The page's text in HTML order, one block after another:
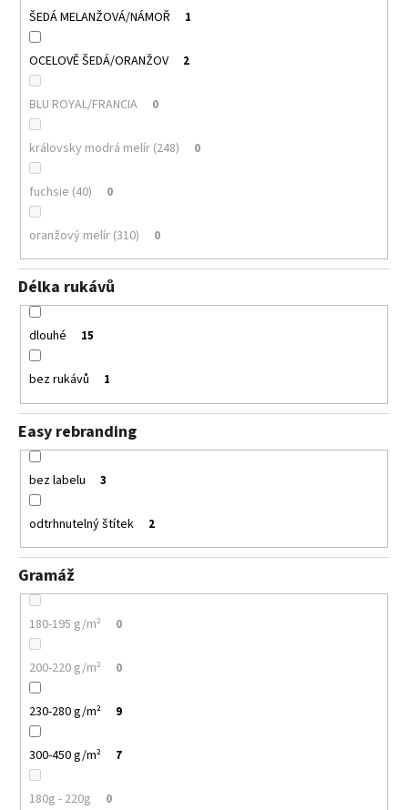
ŠEDÁ MELANŽOVÁ/NÁMOŘ 1
OCELOVĚ ŠEDÁ/ORANŽOV 2
BLU ROYAL/FRANCIA 0
královsky modrá melír (248) 0
fuchsie (40) 0
oranžový melír (310) 0
Délka rukávů
dlouhé 15
bez rukávů 1
Easy rebranding
bez labelu 3
odtrhnutelný štítek 2
Gramáž
180-195 g/m² 0
200-220 g/m² 0
230-280 g/m² 9
300-450 g/m² 7
180g - 220g 0